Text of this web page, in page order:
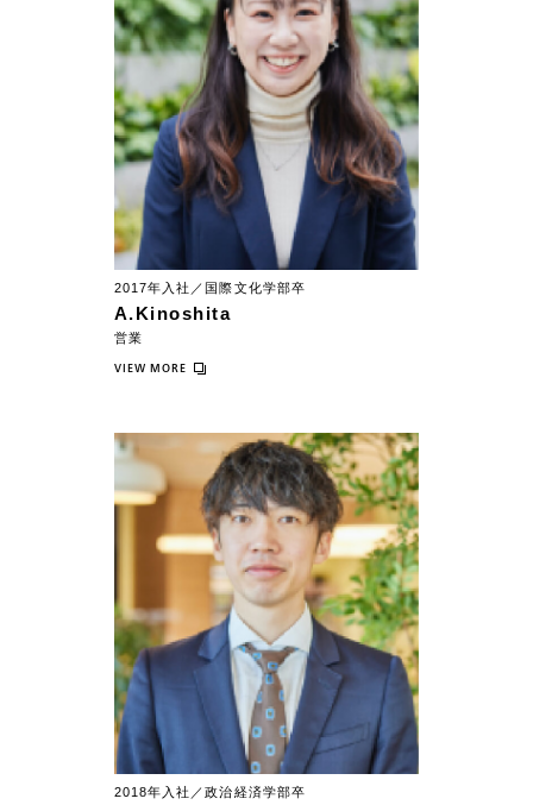
2017年入社／国際文化学部卒
A.Kinoshita
営業
VIEW MORE
2018年入社／政治経済学部卒